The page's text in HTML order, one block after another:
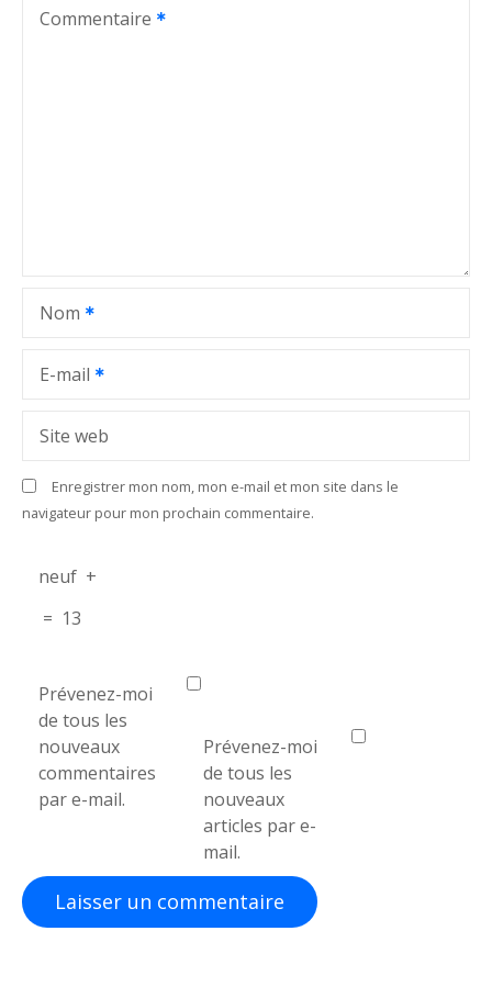
t
i
Commentaire
Nom
E-mail
Site web
Enregistrer mon nom, mon e-mail et mon site dans le
navigateur pour mon prochain commentaire.
neuf +
= 13
Prévenez-moi
de tous les
nouveaux
commentaires
par e-mail.
Prévenez-moi
de tous les
nouveaux
articles par e-
mail.